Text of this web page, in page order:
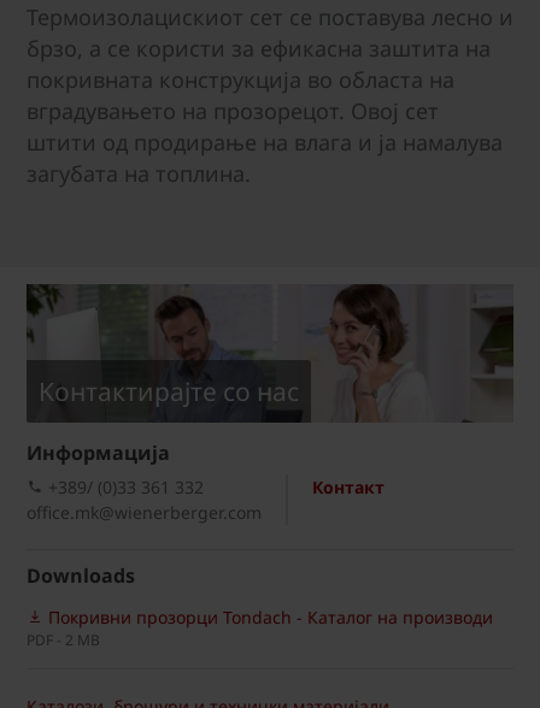
Термоизолацискиот сет се поставува лесно и
брзо, а се користи за ефикасна заштита на
покривната конструкција во областа на
вградувањето на прозорецот. Овој сет
штити од продирање на влага и ја намалува
загубата на топлина.
Kонтактирајте со нас
Информациja
Контакт
+389/ (0)33 361 332
office.mk@wienerberger.com
Downloads
Покривни прозорци Tondach - Каталог на производи
PDF - 2 MB